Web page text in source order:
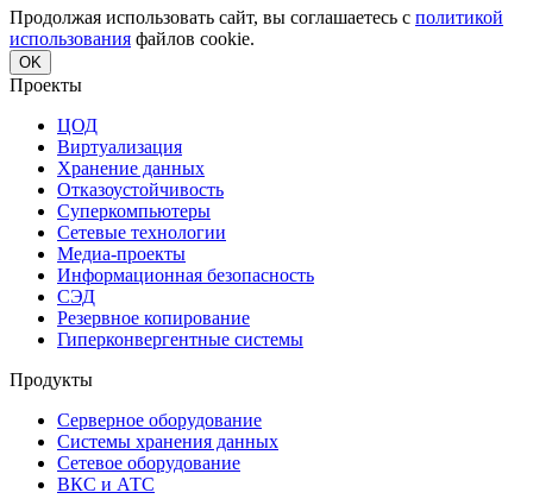
Продолжая использовать сайт, вы соглашаетесь с политикой
использования файлов cookie.
OK
Проекты
ЦОД
Виртуализация
Хранение данных
Отказоустойчивость
Суперкомпьютеры
Сетевые технологии
Медиа-проекты
Информационная безопасность
СЭД
Резервное копирование
Гиперконвергентные системы
Продукты
Серверное оборудование
Системы хранения данных
Сетевое оборудование
ВКС и АТС